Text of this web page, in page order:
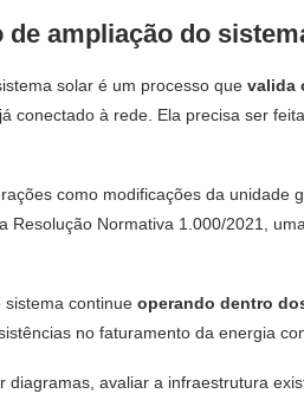
de ampliação do
solar é um processo que valida
conectado à rede. Ela precisa ser
como modificações da unidade
Resolução Normativa 1.000/2021, uma
sistema continue operando dentro
no faturamento da energia
diagramas, avaliar a infraestrutura